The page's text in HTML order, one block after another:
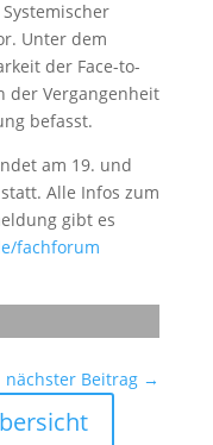
Unter dem
der Face-to-
der Vergangenheit
befasst.
am 19. und
Alle Infos zum
gibt es
fachforum
nächster Beitrag →